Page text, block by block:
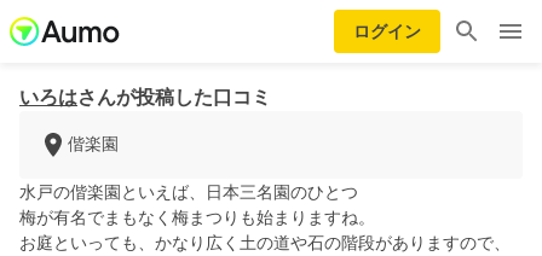
ログイン
いろはさんが投稿した口コミ
偕楽園
水戸の偕楽園といえば、日本三名園のひとつ
梅が有名でまもなく梅まつりも始まりますね。
お庭といっても、かなり広く土の道や石の階段がありますので、